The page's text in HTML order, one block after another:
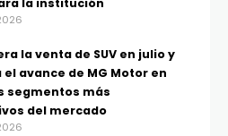
la institución
la venta de SUV en julio y
avance de MG Motor en
segmentos más
del mercado